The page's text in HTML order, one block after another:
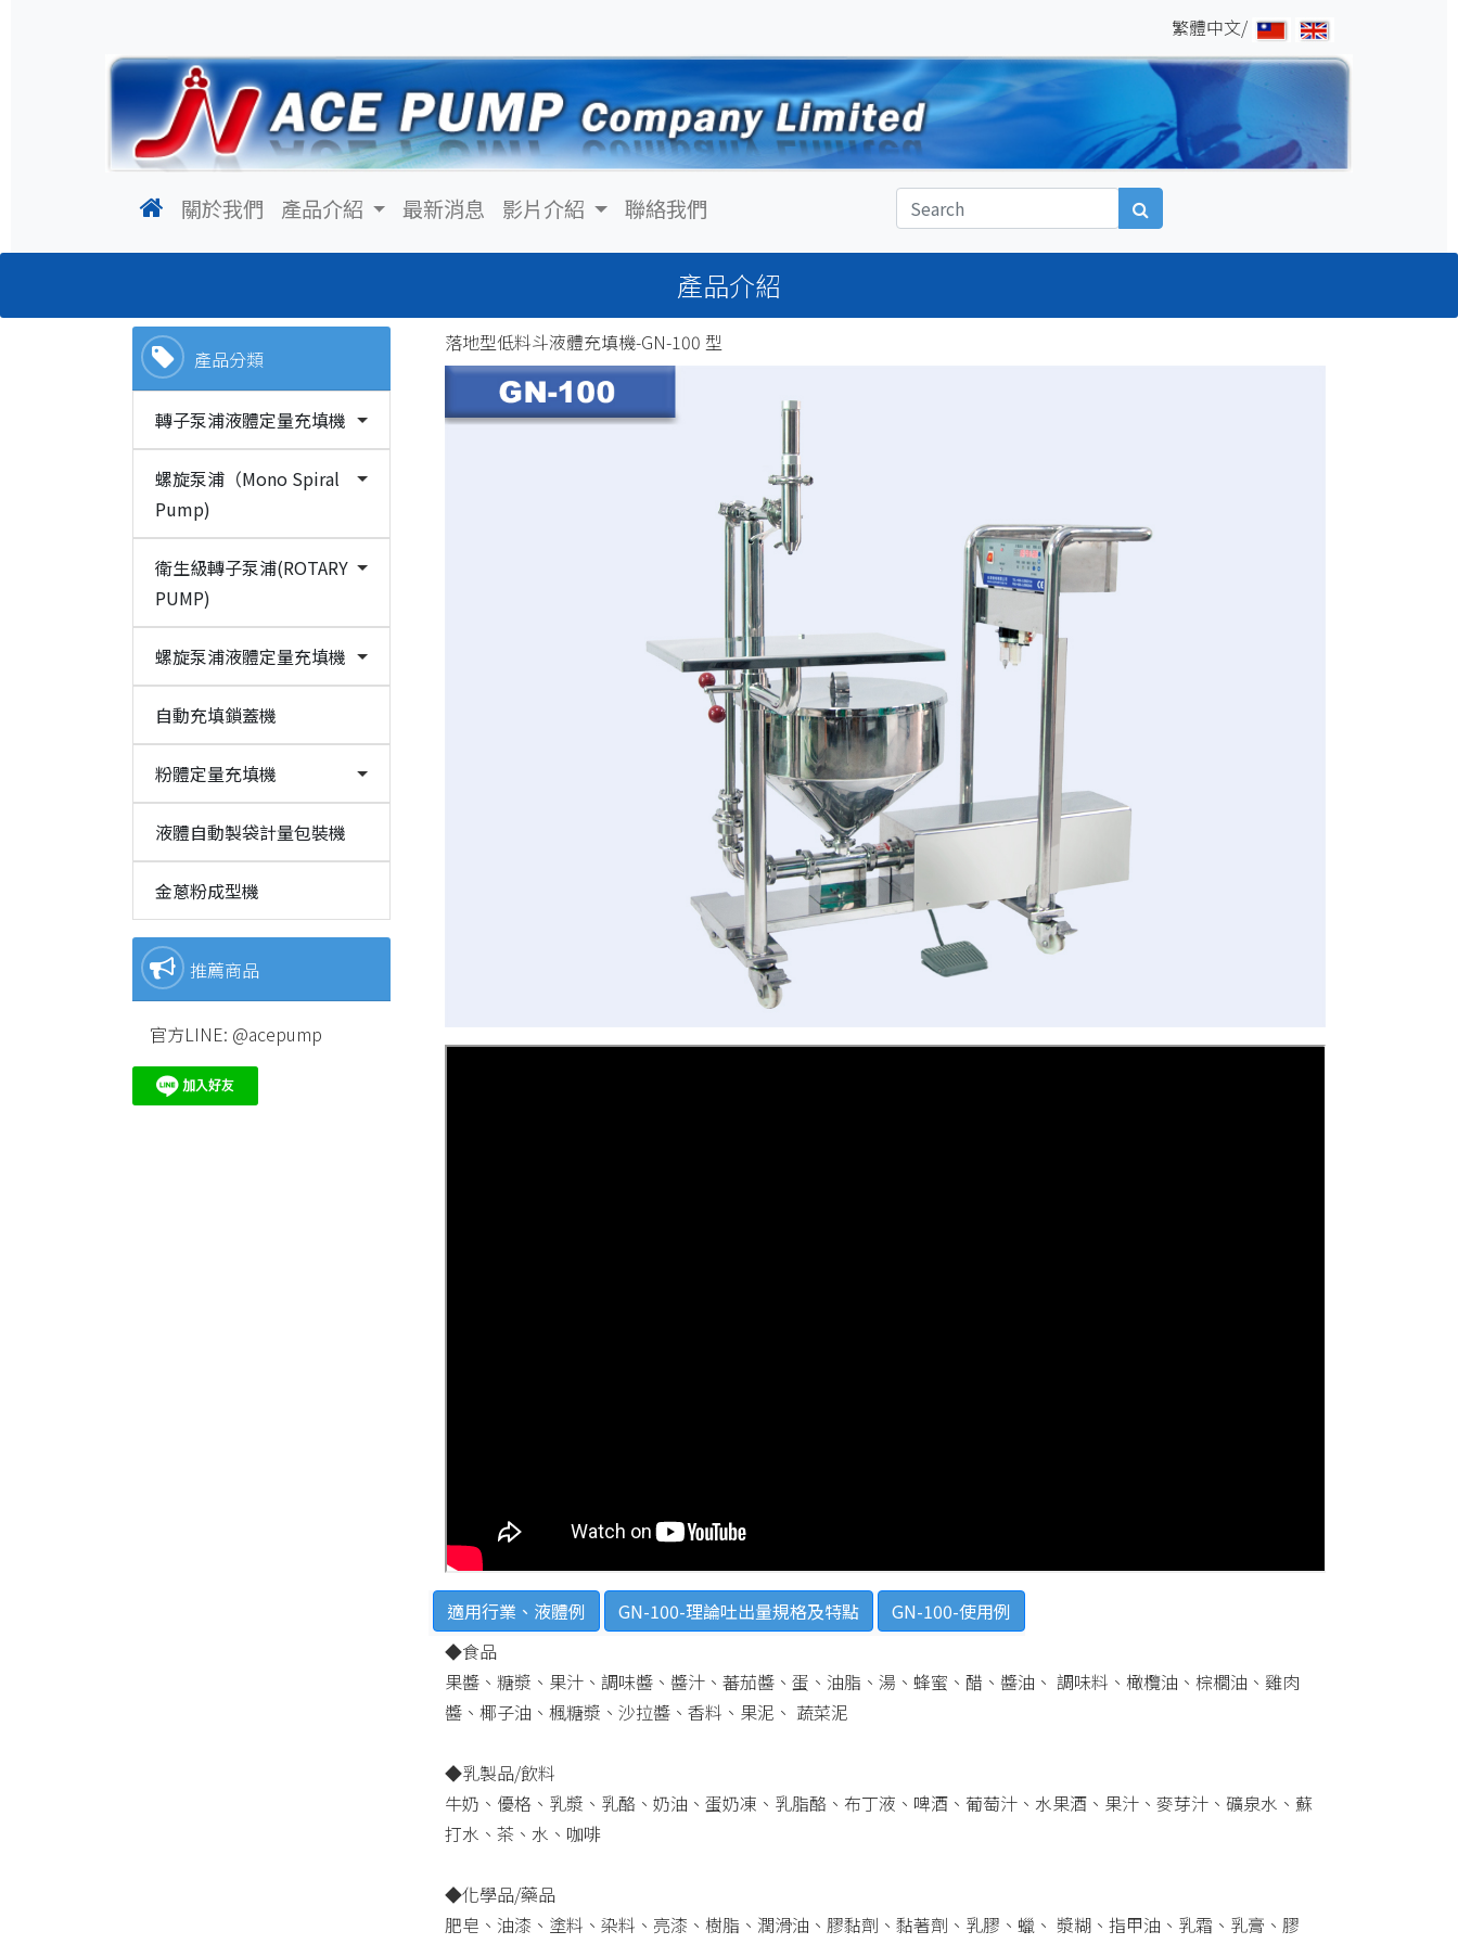
繁體中文/
(current)
關於我們 產品介紹 最新消息 影片介紹 聯絡我們
產品介紹
產品分類
轉子泵浦液體定量充填機
螺旋泵浦（Mono Spiral
Pump)
衛生級轉子泵浦(ROTARY
PUMP)
螺旋泵浦液體定量充填機
自動充填鎖蓋機
粉體定量充填機
液體自動製袋計量包裝機
金蔥粉成型機
推薦商品
官方LINE: @acepump
落地型低料斗液體充填機-GN-100 型
適用行業、液體例 GN-100-理論吐出量規格及特點
GN-100-使用例
◆食品
果醬、糖漿、果汁、調味醬、醬汁、蕃茄醬、蛋、油脂、湯、蜂蜜、醋、醬油、 調味料、橄欖油、棕櫚油、雞肉
醬、椰子油、楓糖漿、沙拉醬、香料、果泥、 蔬菜泥
◆乳製品/飲料
牛奶、優格、乳漿、乳酪、奶油、蛋奶凍、乳脂酪、布丁液、啤酒、葡萄汁、水果酒、果汁、麥芽汁、礦泉水、蘇
打水、茶、水、咖啡
◆化學品/藥品
肥皂、油漆、塗料、染料、亮漆、樹脂、潤滑油、膠黏劑、黏著劑、乳膠、蠟、 漿糊、指甲油、乳霜、乳膏、膠